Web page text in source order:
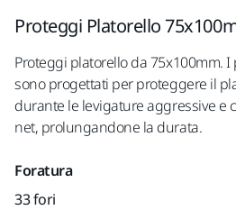
Proteggi Platorello
Proteggi platorello da 75x100mm.
sono progettati per proteggere il
durante le levigature aggressive e
net, prolungandone la durata.
Foratura
33 fori